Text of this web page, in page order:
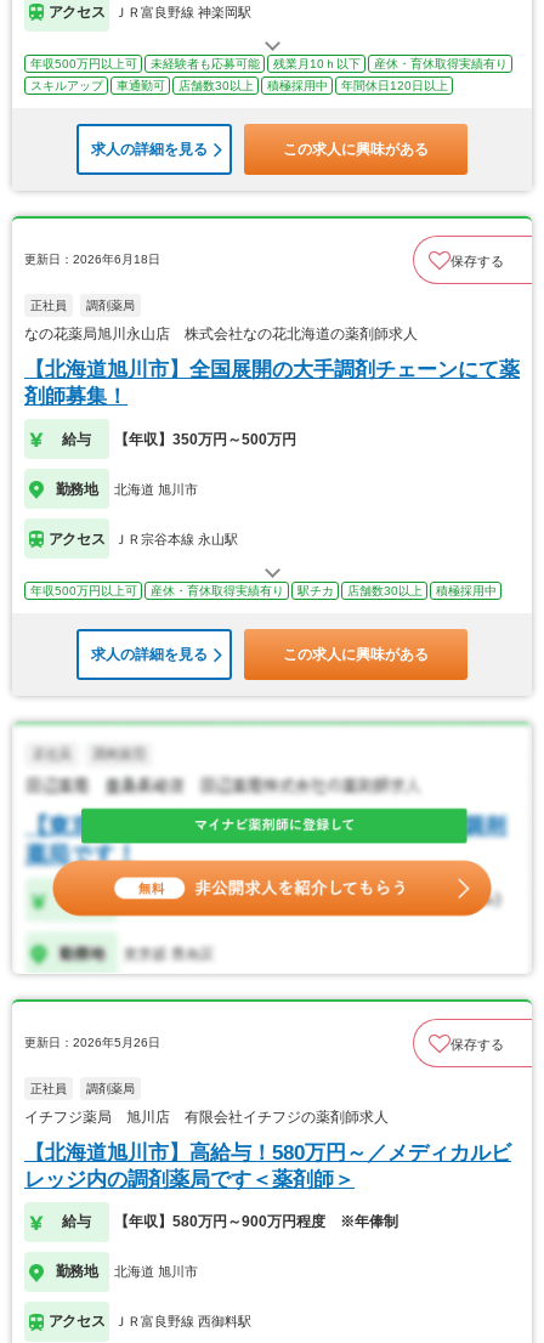
アクセス ＪＲ富良野線 神楽岡駅
年収500万円以上可 未経験者も応募可能 残業月10ｈ以下
産休・育休取得実績有り
スキルアップ
車通勤可 店舗数30以上 積極採用中 年間休日120日以上
求人の詳細を見る この求人に興味がある
更新日：2026年6月18日 保存する
正社員 調剤薬局
なの花薬局旭川永山店 株式会社なの花北海道の薬剤師求人
【北海道旭川市】全国展開の大手調剤チェーンにて薬
剤師募集！
給与 【年収】350万円～500万円
勤務地 北海道 旭川市
アクセス ＪＲ宗谷本線 永山駅
年収500万円以上可 産休・育休取得実績有り 駅チカ 店舗数30以上 積極採用中
求人の詳細を見る この求人に興味がある
更新日：2026年5月26日 保存する
正社員 調剤薬局
イチフジ薬局 旭川店 有限会社イチフジの薬剤師求人
【北海道旭川市】高給与！580万円～／メディカルビ
レッジ内の調剤薬局です＜薬剤師＞
給与 【年収】580万円～900万円程度 ※年俸制
勤務地 北海道 旭川市
アクセス ＪＲ富良野線 西御料駅